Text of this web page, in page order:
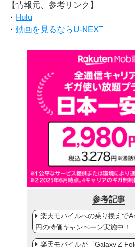
【情報元、参考リンク】
・ Hulu
・ 動画を見るならU-NEXT
参考記事
楽天モバイルへの乗り換えで
円の特価キャンペーン実施中！
楽天モバイルが「Galaxy Z